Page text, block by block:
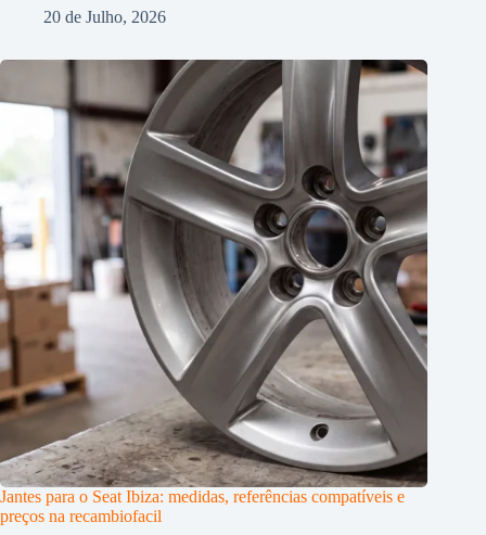
20 de Julho, 2026
Jantes para o Seat Ibiza: medidas, referências compatíveis e
preços na recambiofacil